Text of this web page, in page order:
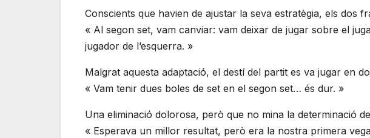
Conscients que havien de ajustar la seva estratègia, els dos
« Al segon set, vam canviar: vam deixar de jugar sobre el
jugador de l’esquerra. »
Malgrat aquesta adaptació, el destí del partit es va jugar en
« Vam tenir dues boles de set en el segon set… és dur. »
Una eliminació dolorosa, però que no mina la determinació
« Esperava un millor resultat, però era la nostra primera